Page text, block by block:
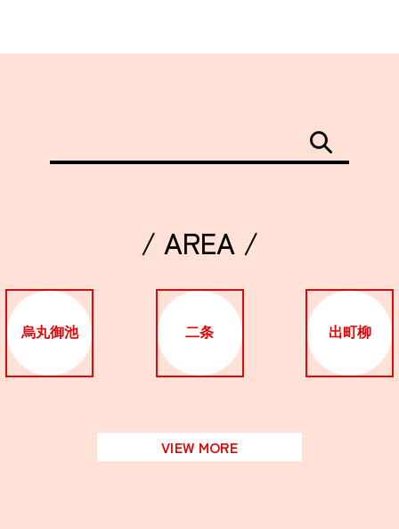
/ AREA /
烏丸御池 二条 出町柳
VIEW MORE